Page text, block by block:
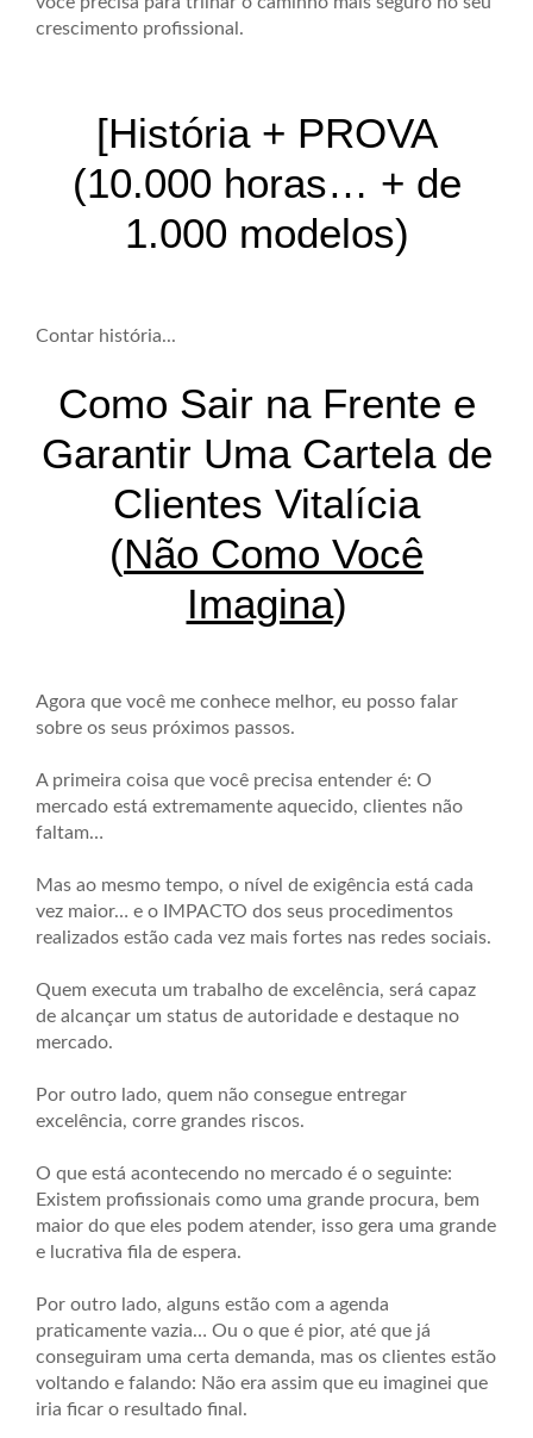
crescimento profissional.
[História + PROVA
(10.000 horas… + de
1.000 modelos)
Contar história...
Como Sair na Frente e
Garantir Uma Cartela de
Clientes Vitalícia
(Não Como Você
Imagina)
Agora que você me conhece melhor, eu posso falar
sobre os seus próximos passos.
A primeira coisa que você precisa entender é: O
mercado está extremamente aquecido, clientes não
faltam…
Mas ao mesmo tempo, o nível de exigência está cada
vez maior… e o IMPACTO dos seus procedimentos
realizados estão cada vez mais fortes nas redes sociais.
Quem executa um trabalho de excelência, será capaz
de alcançar um status de autoridade e destaque no
mercado.
Por outro lado, quem não consegue entregar
excelência, corre grandes riscos.
O que está acontecendo no mercado é o seguinte:
Existem profissionais como uma grande procura, bem
maior do que eles podem atender, isso gera uma grande
e lucrativa fila de espera.
Por outro lado, alguns estão com a agenda
praticamente vazia… Ou o que é pior, até que já
conseguiram uma certa demanda, mas os clientes estão
voltando e falando: Não era assim que eu imaginei que
iria ficar o resultado final.